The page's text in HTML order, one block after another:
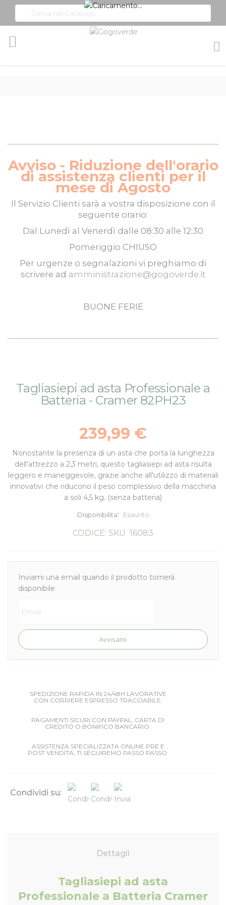
Avviso - Riduzione dell'orario
di assistenza clienti per il
mese di Agosto
Il Servizio Clienti sarà a vostra disposizione con il
seguente orario:
Dal Lunedì al Venerdì dalle 08:30 alle 12:30
Pomeriggio CHIUSO
Per urgenze o segnalazioni vi preghiamo di
scrivere ad amministrazione@gogoverde.it
BUONE FERIE
all'inizio
Tagliasiepi ad asta Professionale a
Batteria - Cramer 82PH23
239,99 €
Nonostante la presenza di un asta che porta la lunghezza
dell'attrezzo a 2,3 metri, questo tagliasiepi ad asta risulta
leggero e maneggevole, grazie anche all'utilizzo di materiali
innovativi che riducono il peso complessivo della macchina
a soli 4,5 kg. (senza batteria)
Disponibilita' Esaurito
CODICE: SKU 16083
Inviami una email quando il prodotto tornerà
disponibile
Avvisami
SPEDIZIONE RAPIDA IN 24/48H LAVORATIVE
CON CORRIERE ESPRESSO TRACCIABILE.
PAGAMENTI SICURI CON PAYPAL, CARTA DI
CREDITO O BONIFICO BANCARIO.
ASSISTENZA SPECIALIZZATA ONLINE PRE E
POST VENDITA, TI SEGUIREMO PASSO PASSO.
Condividi su:
Dettagli
Tagliasiepi ad asta
Professionale a Batteria Cramer